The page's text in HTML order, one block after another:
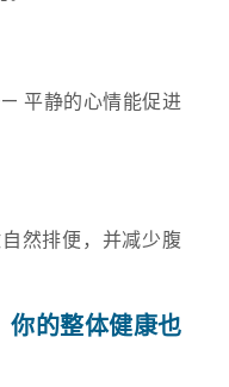
平静的心情能促进
然排便，并减少腹
你的整体健康也